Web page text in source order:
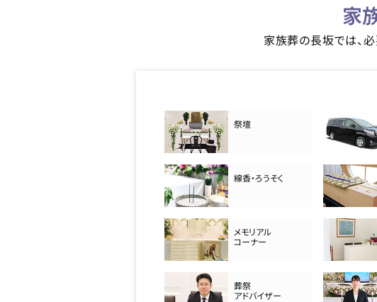
家
家族葬の長坂では、
祭壇
線香・ろうそく
メモリアル
コーナー
葬祭
アドバイザー